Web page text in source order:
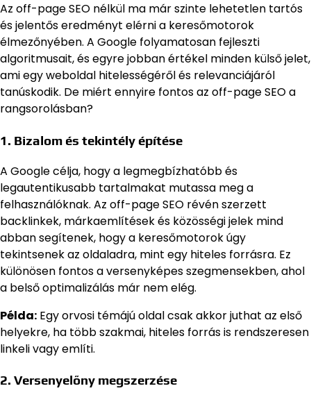
Az off-page SEO nélkül ma már szinte lehetetlen tartós
és jelentős eredményt elérni a keresőmotorok
élmezőnyében. A Google folyamatosan fejleszti
algoritmusait, és egyre jobban értékel minden külső jelet,
ami egy weboldal hitelességéről és relevanciájáról
tanúskodik. De miért ennyire fontos az off-page SEO a
rangsorolásban?
1. Bizalom és tekintély építése
A Google célja, hogy a legmegbízhatóbb és
legautentikusabb tartalmakat mutassa meg a
felhasználóknak. Az off-page SEO révén szerzett
backlinkek, márkaemlítések és közösségi jelek mind
abban segítenek, hogy a keresőmotorok úgy
tekintsenek az oldaladra, mint egy hiteles forrásra. Ez
különösen fontos a versenyképes szegmensekben, ahol
a belső optimalizálás már nem elég.
Példa: Egy orvosi témájú oldal csak akkor juthat az első
helyekre, ha több szakmai, hiteles forrás is rendszeresen
linkeli vagy említi.
2. Versenyelőny megszerzése